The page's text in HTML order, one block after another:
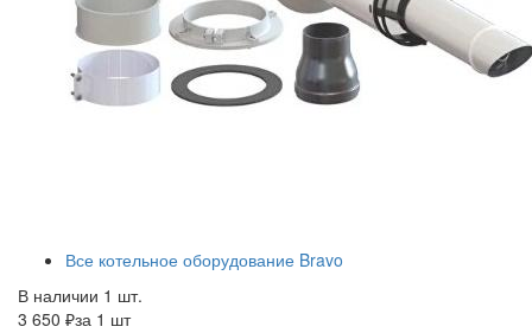
Все котельное оборудование Bravo
В наличии 1 шт.
3 650 ₽за 1 шт